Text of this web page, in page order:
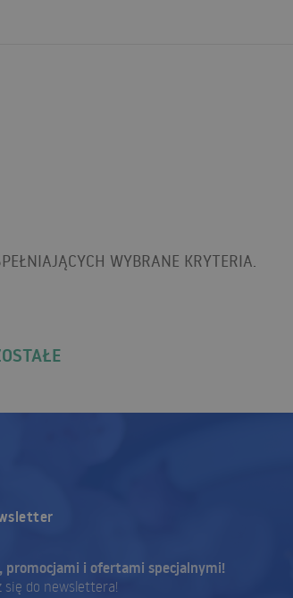
WYBRANE KRYTERIA.
promocjami i ofertami specjalnymi!
się do newslettera!